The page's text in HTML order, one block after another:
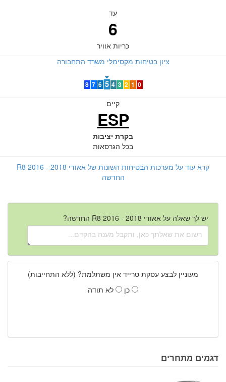
עד
6
כריות אוויר
ציון בטיחות מקסימלי משרד התחבורה
0
1
2
3
4
5
6
7
8
קיים
ESP
בקרת יציבות
בכל הגרסאות
קרא עוד על מערכות הבטיחות השונות של אאודי R8 2016 - 2018
החדשה
יש לך שאלה על אאודי R8 2016 - 2018 החדשה?
מעוניין לבצע עסקת טרייד אין משתלמת? (ללא התחייבות)
כן
לא תודה
דגמים מתחרים